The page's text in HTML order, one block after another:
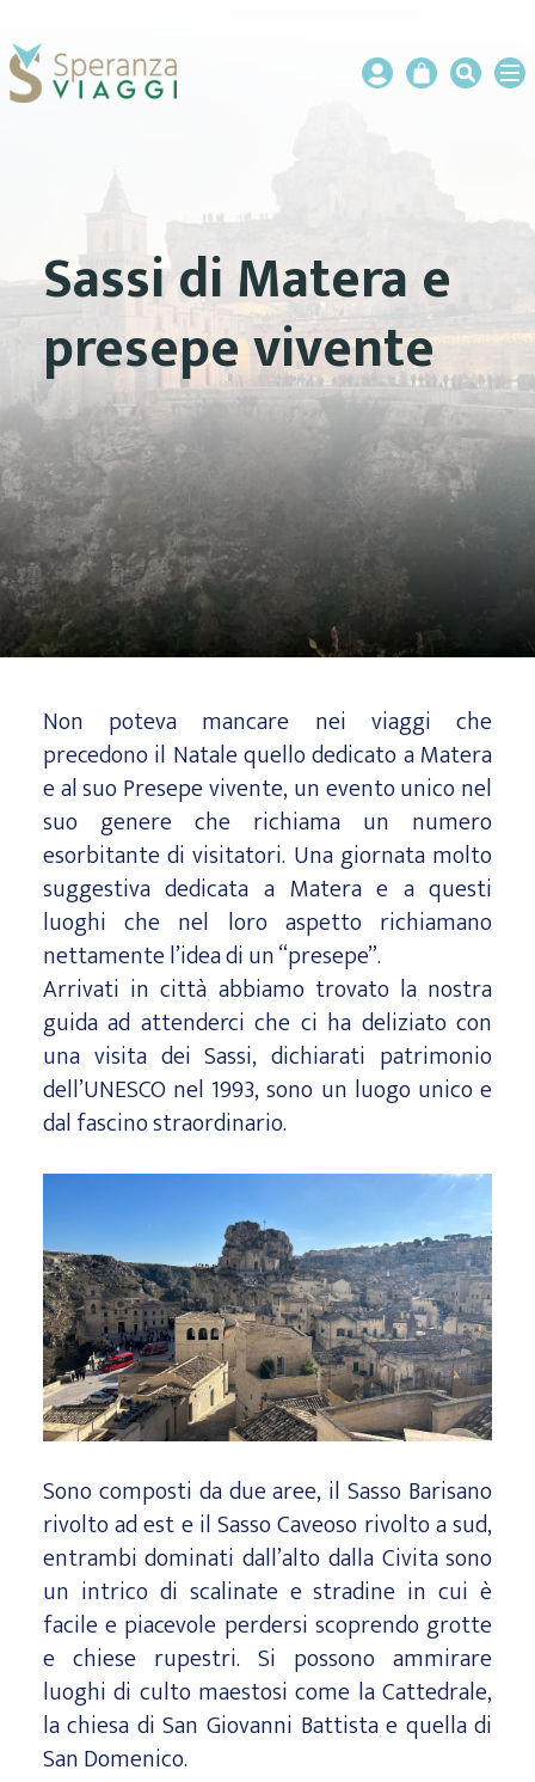
Sassi di Matera e
presepe vivente
Non poteva mancare nei viaggi che
precedono il Natale quello dedicato a Matera
e al suo Presepe vivente, un evento unico nel
suo genere che richiama un numero
esorbitante di visitatori. Una giornata molto
suggestiva dedicata a Matera e a questi
luoghi che nel loro aspetto richiamano
nettamente l’idea di un “presepe”.
Arrivati in città abbiamo trovato la nostra
guida ad attenderci che ci ha deliziato con
una visita dei Sassi, dichiarati patrimonio
dell’UNESCO nel 1993, sono un luogo unico e
dal fascino straordinario.
Sono composti da due aree, il Sasso Barisano
rivolto ad est e il Sasso Caveoso rivolto a sud,
entrambi dominati dall’alto dalla Civita sono
un intrico di scalinate e stradine in cui è
facile e piacevole perdersi scoprendo grotte
e chiese rupestri. Si possono ammirare
luoghi di culto maestosi come la Cattedrale,
la chiesa di San Giovanni Battista e quella di
San Domenico.